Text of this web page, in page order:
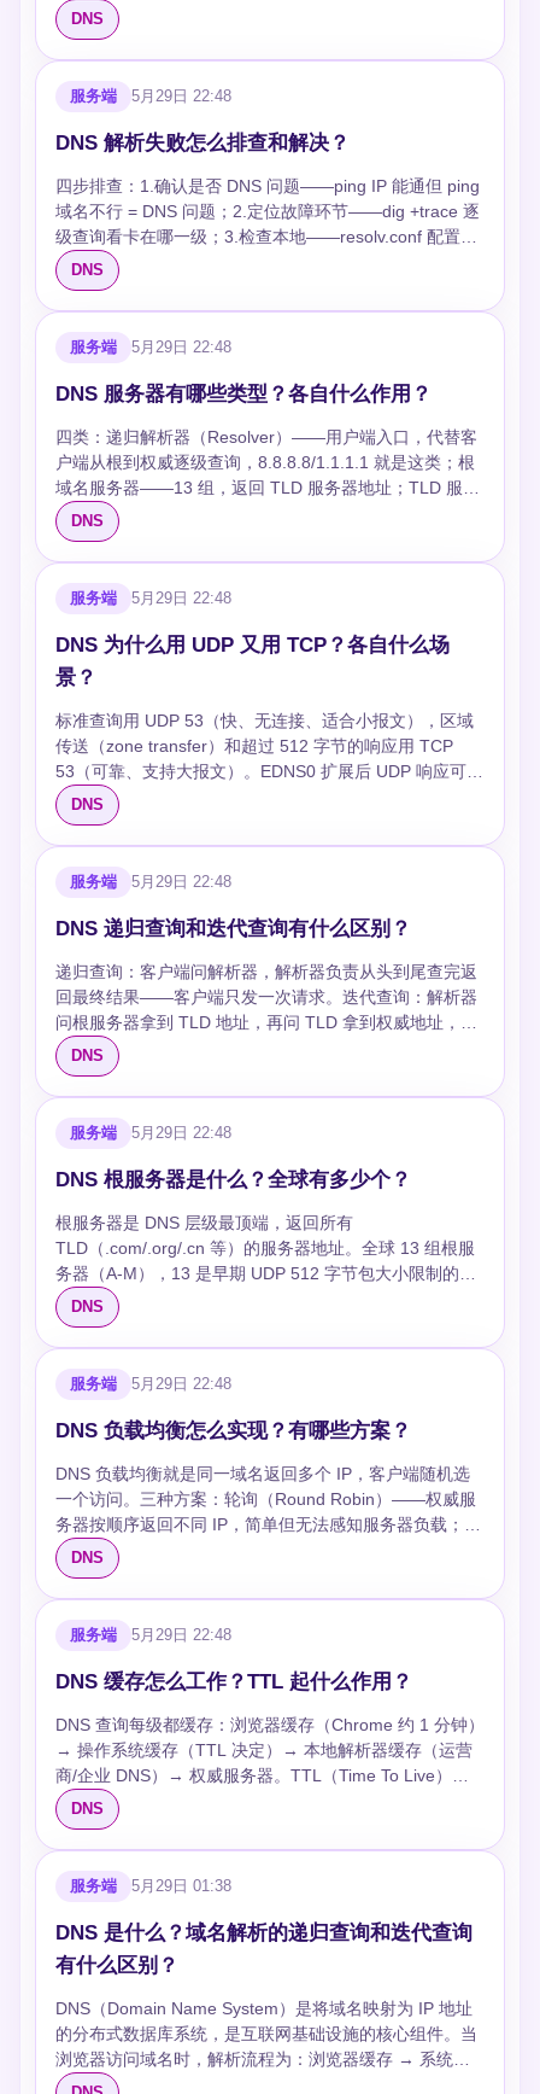
先级 10，备用 20。 ### TXT 记录的 SPF 怎么写？
v=spf1 include:_spf.google.com ~all——允许 Google 邮
件服务器代发，其他标记为软失败。~all=软失败，-all=硬
拒绝，+all=全部允许（别用）。 ### SOA 记录的序列号
——序列号变大则拉取新数据。常用格式：
SRV 记录什么时候用？ 指定某服务运行在哪台机器的哪
个端口。SIP/LDAP/Kerberos 等协议用 SRV 发现服务
器。HTTP 不用 SRV（浏览器不支持）。
和预期 IP。工具：Prometheus + Blackbox Exporter 做探
测采集，Grafana 展示，Alertmanager 告警。关键指标：
解析成功率、平均/P99 延迟、NXDOMAIN 比例（异常高
可能是 DNS 劫持）、缓存命中率。 ## 追问 ###
中配 job：modules: [dns_tcp]，targets: [8.8.8.8]。用
probe_success 画可用性。 ### 如何区分 DNS 服务故障
和网络故障？ 同时监控 ICMP ping 延迟和 DNS 解析延
迟。ping 正常但 DNS 超时=DNS 服务问题。ping 也超时
=网络问题。多节点探测可定位故障范围。 ### 缓存命中
率怎么监控？ CoreDNS 暴露 coredns_cache_hits_total
和 coredns_cache_misses_total，命中率 =
hits/(hits+misses)。命中率低说明穿透到上游太多，考虑
可用性 < 99.9% 告警。延迟 P99 > 100ms 告警（正常内
警。按实际基线调整。 ### 如何监控 DNS 劫持？ 对比多
个 DNS 服务器对同一域名的解析结果，不一致则可能被
劫持。用 DNSSEC 验证签名。监控 NXDOMAIN 比例突
增。
DNS
服务端 5月29日 22:48
DNS 解析失败怎么排查和解决？
四步排查：1.确认是否 DNS 问题——ping IP 能通但 ping
域名不行 = DNS 问题；2.定位故障环节——dig +trace 逐
级查询看卡在哪一级；3.检查本地——resolv.conf 配置、
本地 DNS 缓存、hosts 文件覆盖；4.检查网络——防火墙
是否封 UDP 53。常见原因：DNS 服务器宕机、TTL 过期
记录被删、CNAME 指向不存在的域名、防火墙拦截。 ##
追问 ### dig 和 nslookup 有什么区别？ dig 输出详细
nslookup 交互式，输出简洁但信息少。排查问题优先
NXDOMAIN = 域名不存在（权威服务器明确说没有），
SERVFAIL = 服务器故障（超时/拒绝/DNSSEC 验证失
败）。前者是正常响应，后者需要排查。 ### DNSSEC
验证失败怎么办？ 检查 DS 记录是否正确发布、DNSKEY
是否轮换但 DS 未更新、系统时间是否正确。临时绕过：
dig +nodnssec，不推荐生产环境。 ### 内网 DNS 解析
失败但公网正常？ 检查内网 DNS 是否配了 forwarders、
一致。常见坑：忘了配反向解析 PTR。 ### 移动端 DNS
解析失败怎么排查？ 切换 WiFi/蜂窝确认是否特定网络问
题。运营商 DNS 劫持/过滤很常见，换 8.8.8.8 或 1.1.1.1
排除运营商问题。
DNS
服务端 5月29日 22:48
DNS 服务器有哪些类型？各自什么作用？
四类：递归解析器（Resolver）——用户端入口，代替客
户端从根到权威逐级查询，8.8.8.8/1.1.1.1 就是这类；根
域名服务器——13 组，返回 TLD 服务器地址；TLD 服务
器——管理 .com/.org/.cn 等顶级域，返回权威服务器地
址；权威服务器——存储域名最终记录（A/CNAME/MX
等），由域名所有者配置。查询链路：Resolver → 根 →
TLD → 权威，每级缓存减少重复查询。 ## 追问 ### 13
实际远不止 13 台——用 Anycast 技术，每组根有数百个
实例分布全球。 ### 递归解析器会缓存多久？ 按记录的
TTL 决定。但解析器可以自行调整最低 TTL（如 BIND 默
认 5 分钟），防止频繁回源。 ### 权威服务器和解析器可
以是同一台吗？ 技术上可以（BIND 同时支持），生产环
境不推荐。混合部署互相影响性能和安全。 ### 为什么不
直接问权威服务器？ 你需要知道问哪个权威服务器——这
就是根和 TLD 的作用：告诉你下一步问谁。 ### DoH 和
传统 DNS 有什么区别？ 传统 DNS 明文传输（UDP
询，防止中间人。代价是延迟略高。Chrome/Firefox 默认
对部分用户开启。
DNS
服务端 5月29日 22:48
DNS 为什么用 UDP 又用 TCP？各自什么场
景？
标准查询用 UDP 53（快、无连接、适合小报文），区域
传送（zone transfer）和超过 512 字节的响应用 TCP
53（可靠、支持大报文）。EDNS0 扩展后 UDP 响应可达
4096 字节，超过仍切 TCP。UDP 无需握手一个包搞定查
询延迟最低；TCP 需要三次握手，适合需要可靠传输的场
景。 ## 追问 ### 为什么不全部用 TCP？ TCP 三次握手
增加延迟——DNS 查询通常一个 UDP 包就够，用 TCP
务器是灾难。 ### UDP 丢包了怎么办？ 客户端设超时重
复查询结果一样，丢包重试即可。 ### 什么情况响应会超
过 512 字节？ 大量 CNAME 链、DNSSEC 签名记录（很
大）、大量 MX 记录。DNSSEC 几乎总是触发 TCP
fallback。 ### 区域传送为什么必须 TCP？ 区域传送同步
整个 zone 数据可能几百 KB，必须可靠完整。TCP 的有
序可靠传输正好满足。 ### DoH/DoT 对 UDP/TCP 的影
响？ DoH 和 DoT 都用 TCP/TLS 加密。HTTP/3 用
输。传统 DNS 用 UDP 求快，安全场景用 TCP 加密求
DNS
服务端 5月29日 22:48
DNS 递归查询和迭代查询有什么区别？
递归查询：客户端问解析器，解析器负责从头到尾查完返
回最终结果——客户端只发一次请求。迭代查询：解析器
问根服务器拿到 TLD 地址，再问 TLD 拿到权威地址，再
问权威拿到最终 IP——解析器自己一步步问。实际流程：
客户端→解析器是递归，解析器→根/TLD/权威是迭代。
## 追问 ### 为什么不全用递归？ 根/TLD 服务器不提供
递归服务——它们服务全球数十亿客户端，每个递归请求
代），解析器负责串联。 ### 解析器怎么知道根服务器地
器的 IP。BIND/Unbound 等软件自带此文件。 ### 递归
查询的性能瓶颈在哪？ 冷启动（缓存全空）需要 4 次
RTT：解析器→根→TLD→权威→拿到 IP。热缓存时 1 次
RTT 甚至 0（本地缓存命中）。解析器缓存命中率是核心
指标——正常 >90%。 ### 什么是转发解析器？ 不直接迭
代查询，而是把请求转发给上游解析器（如企业 DNS 转
发给 8.8.8.8）。减少出口 IP 方便防火墙管理。缺点：多
（Prefetching）是什么？ 解析器在 TTL 即将过期前主动
询。用户无感知，缓存保持热度。
DNS
服务端 5月29日 22:48
DNS 根服务器是什么？全球有多少个？
根服务器是 DNS 层级最顶端，返回所有
TLD（.com/.org/.cn 等）的服务器地址。全球 13 组根服
务器（A-M），13 是早期 UDP 512 字节包大小限制的结
果。每组通过 Anycast 技术在全球部署数百个实例，实际
根服务器节点超过 1000 个。 ## 追问 ### 只有 13 组不
会单点故障吗？ Anycast 解决——同一 IP 全球数百个节
点，请求自动路由到最近的。某节点故障流量自动切到其
根服务器被攻击会怎样？ 2015 年 DDoS 攻击导致部分根
TTL 未过期前不需要问根。长期（>48h）离线才会影响新
域名首次解析。 ### 谁在管理根服务器？ 12 个组织（A-
M 各一个），受 ICANN 的 IANA 监督。2016 年根区文件
管理权从美国移交 ICANN。 ### 中国有根服务器吗？ 有
镜像节点（Anycast 实例），但不是运营方。2019 年引入
F/I/K/L 四组根的镜像，提升国内解析速度和抗断网能力。
根区文件仍由 ICANN 管理。 ### 如果 13 组全挂了怎么
理。短期全挂影响有限，长期需本地部署替代根区。
DNS
服务端 5月29日 22:48
DNS 负载均衡怎么实现？有哪些方案？
DNS 负载均衡就是同一域名返回多个 IP，客户端随机选
一个访问。三种方案：轮询（Round Robin）——权威服
务器按顺序返回不同 IP，简单但无法感知服务器负载；加
权 DNS——不同 IP 返回不同比例，权重控制流量分配；
GeoDNS——根据客户端 IP 所在地区返回最近的服务器
IP，CDN 核心技术。局限：无法做健康检查、受 TTL 缓
存影响切换慢、客户端可能缓存某个 IP 不轮询。 ## 追问
在域名解析层分配 IP，客户端直连服务器——无中间层延
查、会话保持、权重动态调整，但增加一跳延迟。生产环
境常组合：DNS 做全局负载（多机房），Nginx 做单机房
内负载。 ### TTL 设多少合适？ 负载均衡场景一般 60-
300 秒。故障切换时临时改 TTL 为 30 秒。注意运营商
DNS 可能强制延长最低 TTL。 ### 如何实现 DNS 健康检
查？ DNS 本身不做健康检查。需要外部系统：监控服务
检测后端可用性，故障时调用 DNS API 删除该 IP 记录。
换。 ### GeoDNS 的原理？ 权威服务器根据请求来源 IP
判断地理位置（用 GeoIP 数据库），返回该地区最近的服
务器 IP。实际用 Anycast + EDNS Client Subnet（ECS）
传递客户端子网信息。 ### DNS 负载均衡能做灰度发布
吗？ 能但粗糙——给新版本分配 5% 的 IP 权重逐步提
升。粒度太粗且受 TTL 缓存影响。精细灰度用 Istio/Nginx
按请求头/cookie 路由。
DNS
服务端 5月29日 22:48
DNS 缓存怎么工作？TTL 起什么作用？
DNS 查询每级都缓存：浏览器缓存（Chrome 约 1 分钟）
→ 操作系统缓存（TTL 决定）→ 本地解析器缓存（运营
商/企业 DNS）→ 权威服务器。TTL（Time To Live）是
权威服务器设定的缓存有效期，单位秒。TTL=300 表示缓
存 5 分钟内可直接使用，过期后必须重新查询。越短数据
越新但查询越多，越长越快但变更延迟越大。 ## 追问
### 浏览器 DNS 缓存怎么看？ Chrome 地址栏输入
### 运营商会篡改 TTL 吗？ 会。部分运营商 DNS 强制最
低 TTL（5 分钟甚至 1 小时），无视权威设定的短 TTL。
对策：用权威 DNS 服务商的低 TTL + 多地探测验证。
### 负 DNS 缓存是什么？ 缓存 NXDOMAIN（域名不存
在）结果，TTL 由 SOA 的 minimum 字段决定。防止频
繁查询不存在的域名。域名刚注册后负缓存未过期，部分
地区仍解析失败——等 TTL 过期即可。 ### 如何强制刷
DNS
服务端 5月29日 01:38
DNS 是什么？域名解析的递归查询和迭代查询
有什么区别？
DNS（Domain Name System）是将域名映射为 IP 地址
的分布式数据库系统，是互联网基础设施的核心组件。当
浏览器访问域名时，解析流程为：浏览器缓存 → 系统缓
存（hosts）→ 本地 DNS 服务器 → 根域名服务器 → 顶